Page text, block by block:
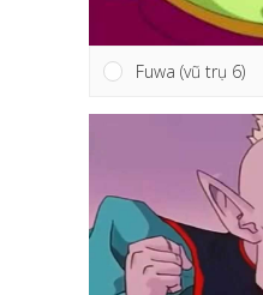
Fuwa (vũ trụ 6)